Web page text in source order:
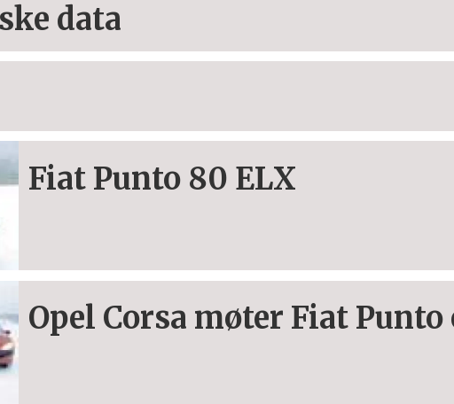
data
Fiat Punto 80 ELX
Opel Corsa møter Fiat Punto